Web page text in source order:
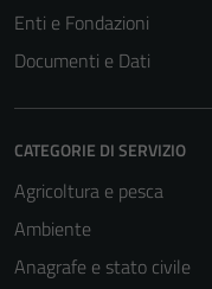
Enti e Fondazioni
Documenti e Dati
CATEGORIE DI SERVIZIO
Agricoltura e pesca
Ambiente
Anagrafe e stato civile